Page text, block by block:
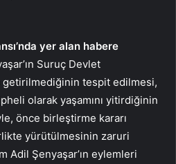
yer alan habere
Suruç Devlet
getirilmediğinin tespit edilmesi,
olarak yaşamını yitirdiğinin
önce birleştirme kararı
yürütülmesinin zaruri
Adil Şenyaşar’ın eylemleri